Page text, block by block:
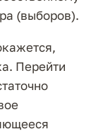
(выборов).
Перейти